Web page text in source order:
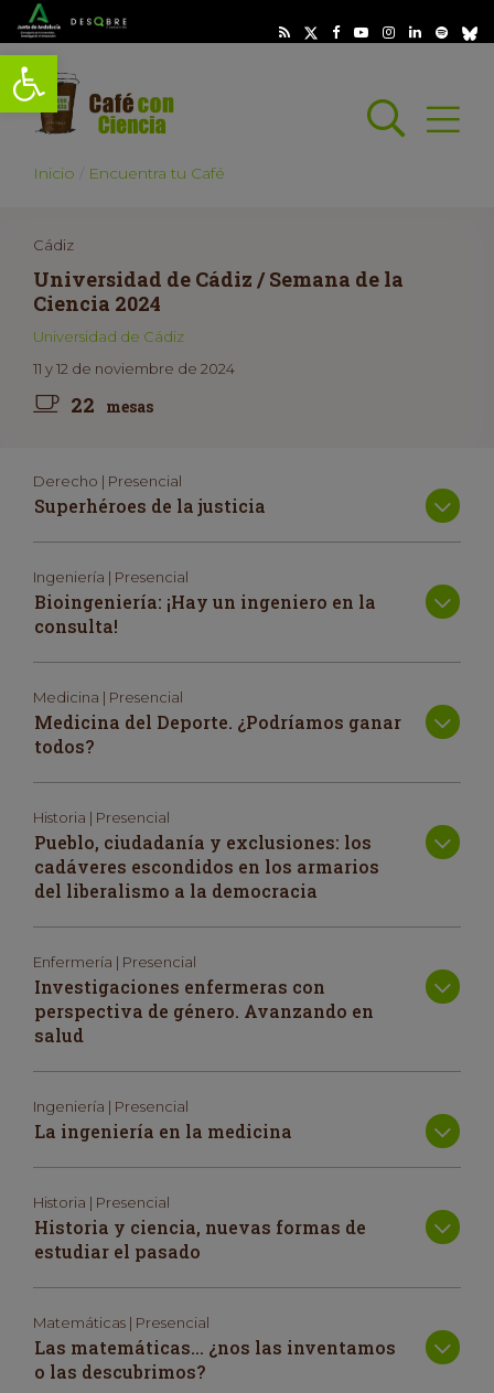
Abrir barra de herramientas
Abrir
Inicio Encuentra tu Café
Cádiz
Universidad de Cádiz / Semana de la
Ciencia 2024
Universidad de Cádiz
11 y 12 de noviembre de 2024
22 mesas
Derecho | Presencial
Superhéroes de la justicia
Ingeniería | Presencial
Bioingeniería: ¡Hay un ingeniero en la
consulta!
Medicina | Presencial
Medicina del Deporte. ¿Podríamos ganar
todos?
Historia | Presencial
Pueblo, ciudadanía y exclusiones: los
cadáveres escondidos en los armarios
del liberalismo a la democracia
Enfermería | Presencial
Investigaciones enfermeras con
perspectiva de género. Avanzando en
salud
Ingeniería | Presencial
La ingeniería en la medicina
Historia | Presencial
Historia y ciencia, nuevas formas de
estudiar el pasado
Matemáticas | Presencial
Las matemáticas… ¿nos las inventamos
o las descubrimos?